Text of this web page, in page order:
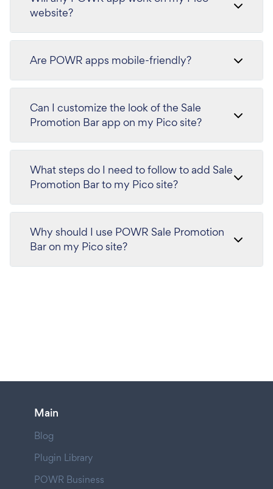
website?
Are POWR apps mobile-friendly?
Can I customize the look of the Sale
Promotion Bar app on my Pico site?
What steps do I need to follow to add Sale
Promotion Bar to my Pico site?
Why should I use POWR Sale Promotion
Bar on my Pico site?
Main
Blog
Plugin Library
POWR Business